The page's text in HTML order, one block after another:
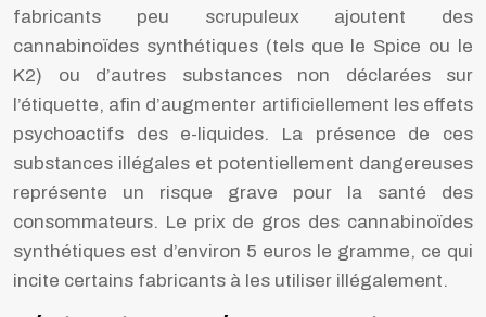
fabricants peu scrupuleux ajoutent des
cannabinoïdes synthétiques (tels que le Spice ou le
K2) ou d’autres substances non déclarées sur
l’étiquette, afin d’augmenter artificiellement les effets
psychoactifs des e-liquides. La présence de ces
substances illégales et potentiellement dangereuses
représente un risque grave pour la santé des
consommateurs. Le prix de gros des cannabinoïdes
synthétiques est d’environ 5 euros le gramme, ce qui
incite certains fabricants à les utiliser illégalement.